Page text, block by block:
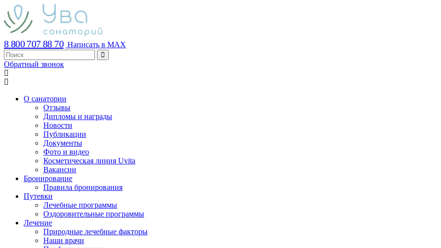
8 800 707 88 70 Написать в MAX
Обратный звонок
О санатории
Отзывы
Дипломы и награды
Новости
Публикации
Документы
Фото и видео
Косметическая линия Uvita
Вакансии
Бронирование
Правила бронирования
Путевки
Лечебные программы
Оздоровительные программы
Лечение
Природные лечебные факторы
Наши врачи